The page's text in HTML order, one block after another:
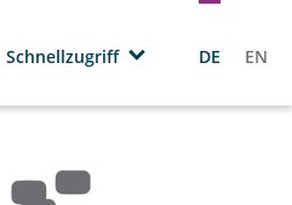
Schnellzugriff DE EN